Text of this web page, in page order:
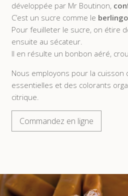
développée par Mr Boutinon,
C’est un sucre comme le
Pour feuilleter le sucre, on étire
ensuite au sécateur.
Il en résulte un bonbon aéré,
Nous employons pour la cuisson
essentielles et des colorants
citrique.
Commandez en ligne